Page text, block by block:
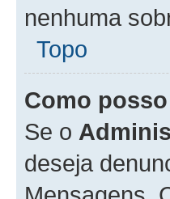
nenhuma
Topo
Como
Se o
deseja